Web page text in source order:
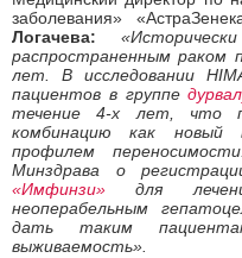
заболевания»
Логачева:
распространенным раком
лет. В исследовании
пациентов в группе
течение 4-х лет, что
комбинацию как
профилем
Минздрава о
«Имфинзи» для
неоперабельным
дать таким
выживаемость».